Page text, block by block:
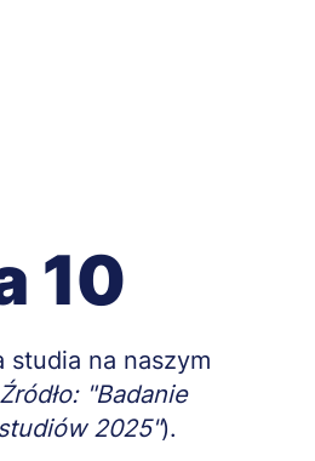
10
na naszym
Źródło: "Badanie
2025").